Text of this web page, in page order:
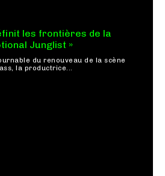
les frontières de la
Junglist »
la productrice...